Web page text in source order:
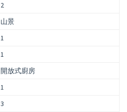
2
山景
1
1
開放式廚房
1
3